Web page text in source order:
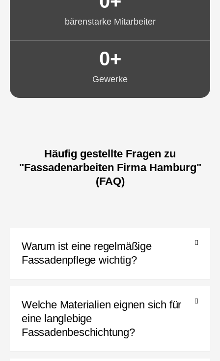
bärenstarke Mitarbeiter
Gewerke
0+
Häufig gestellte Fragen zu
"Fassadenarbeiten Firma Hamburg"
(FAQ)
Warum ist eine regelmäßige
Fassadenpflege wichtig?
Welche Materialien eignen sich für
eine langlebige
Fassadenbeschichtung?